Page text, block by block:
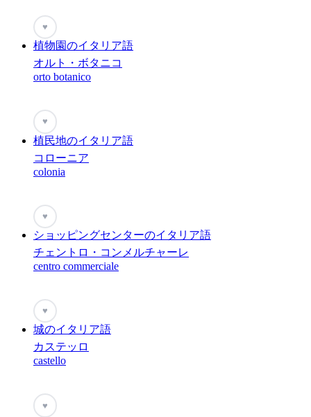
♥
植物園のイタリア語
オルト・ボタニコ
orto botanico
♥
植民地のイタリア語
コローニア
colonia
♥
ショッピングセンターのイタリア語
チェントロ・コンメルチャーレ
centro commerciale
♥
城のイタリア語
カステッロ
castello
♥